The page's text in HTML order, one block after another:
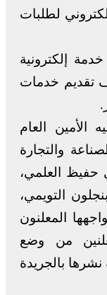
لطلبات
إلكترونية
في يناير 2015 بهدف تقديم خدمات
الأمين العام
والتجارة
حفيظ العلمي،
التويمي،
المعلنون
من وضع
نشرها بالجريدة